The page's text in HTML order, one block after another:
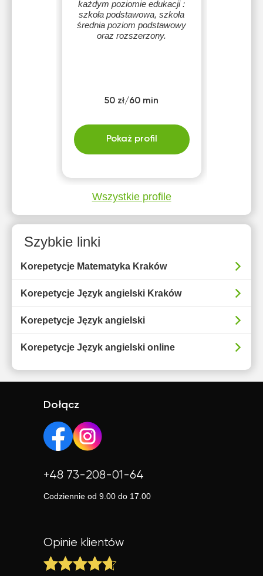
każdym poziomie edukacji :
szkoła podstawowa, szkoła
średnia poziom podstawowy
oraz rozszerzony.
50 zł/60 min
Pokaż profil
Wszystkie profile
Szybkie linki
Korepetycje Matematyka Kraków
Korepetycje Język angielski Kraków
Korepetycje Język angielski
Korepetycje Język angielski online
Dołącz
+48 73-208-01-64
Codziennie od 9.00 do 17.00
Opinie klientów